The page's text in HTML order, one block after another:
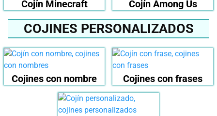
Cojín Minecraft Cojín Among Us
COJINES PERSONALIZADOS
Cojines con nombre Cojines con frases